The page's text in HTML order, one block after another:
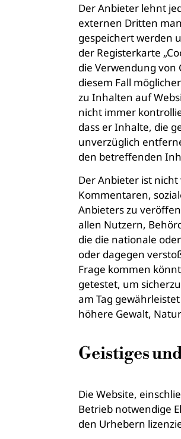
Der Anbieter lehnt
externen Dritten
gespeichert werden
der Registerkarte
die Verwendung von
diesem Fall
zu Inhalten auf
nicht immer
dass er Inhalte, die
unverzüglich
den betreffenden
Der Anbieter ist
Kommentaren,
Anbieters zu
allen Nutzern,
die die nationale
oder dagegen
Frage kommen
getestet, um
am Tag
höhere Gewalt,
Geistiges
Die Website,
Betrieb notwendige
den Urhebern